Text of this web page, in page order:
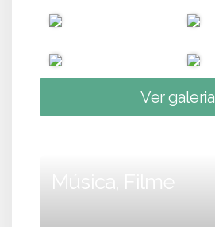
Ver galeria
Música, Filme